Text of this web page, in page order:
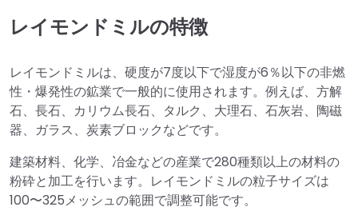
レイモンドミルの特徴
レイモンドミルは、硬度が7度以下で湿度が6％以下の非燃
性・爆発性の鉱業で一般的に使用されます。例えば、方解
石、長石、カリウム長石、タルク、大理石、石灰岩、陶磁
器、ガラス、炭素ブロックなどです。
建築材料、化学、冶金などの産業で280種類以上の材料の
粉砕と加工を行います。レイモンドミルの粒子サイズは
100〜325メッシュの範囲で調整可能です。